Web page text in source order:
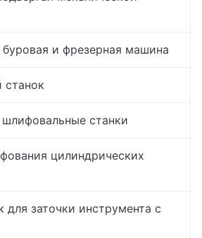
буровая и фрезерная машина
станок
станки
цилиндрических
для заточки инструмента с